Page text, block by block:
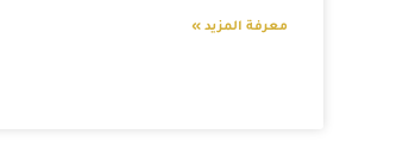
معرفة المزيد »